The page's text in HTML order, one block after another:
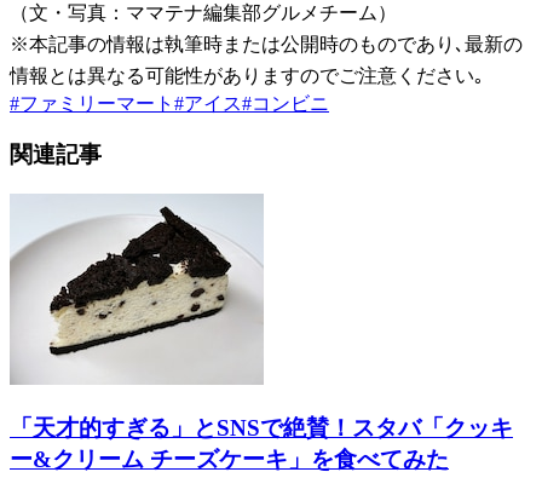
（文・写真：ママテナ編集部グルメチーム）
※本記事の情報は執筆時または公開時のものであり､最新の
情報とは異なる可能性がありますのでご注意ください｡
#ファミリーマート #アイス#コンビニ
関連記事
「天才的すぎる」とSNSで絶賛！スタバ「クッキ
ー&クリーム チーズケーキ」を食べてみた